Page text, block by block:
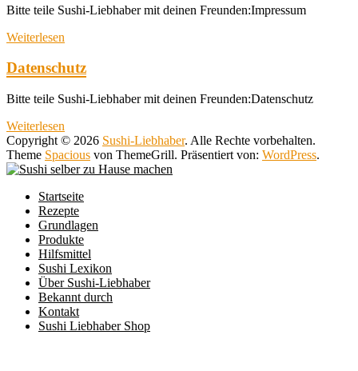
Bitte teile Sushi-Liebhaber mit deinen Freunden:Impressum
Weiterlesen
Datenschutz
Bitte teile Sushi-Liebhaber mit deinen Freunden:Datenschutz
Weiterlesen
Copyright © 2026 Sushi-Liebhaber. Alle Rechte vorbehalten.
Theme Spacious von ThemeGrill. Präsentiert von: WordPress.
Startseite
Rezepte
Grundlagen
Produkte
Hilfsmittel
Sushi Lexikon
Über Sushi-Liebhaber
Bekannt durch
Kontakt
Sushi Liebhaber Shop